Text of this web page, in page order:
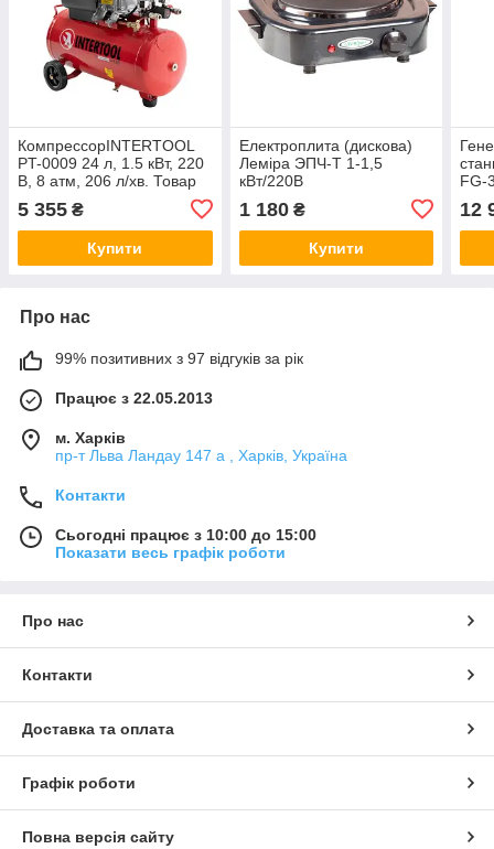
КомпрессорINTERTOOL
PT-0009 24 л, 1.5 кВт, 220
В, 8 атм, 206 л/хв. Товар
5 355 ₴
Купити
Електроплита (дискова)
Леміра ЭПЧ-Т 1-1,5
кВт/220В
1 180₴
Купити
FG-
2,7
12
Про нас
99% позитивних з 97 відгуків за рік
Працює з 22.05.2013
м. Харків
пр-т Льва Ландау 147 а , Харків, Україна
Контакти
Сьогодні працює з 10:00 до 15:00
Показати весь графік роботи
Про нас
Контакти
Доставка та оплата
Графік роботи
Повна версія сайту